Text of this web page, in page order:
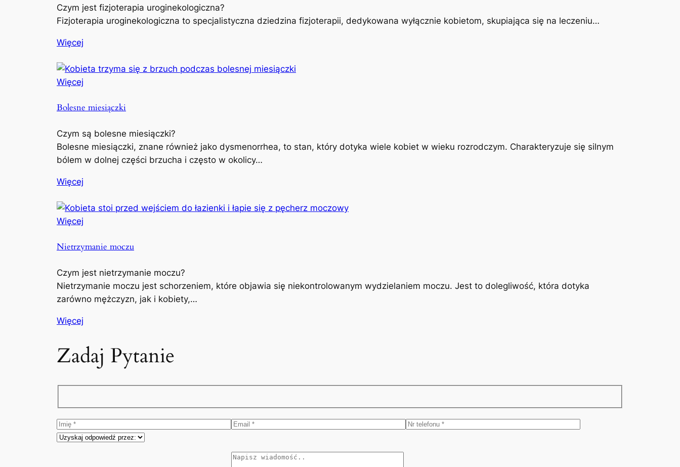
Czym jest fizjoterapia uroginekologiczna?
Fizjoterapia uroginekologiczna to specjalistyczna dziedzina fizjoterapii, dedykowana wyłącznie kobietom, skupiająca się na leczeniu…
Więcej
Więcej
Bolesne miesiączki
Czym są bolesne miesiączki?
Bolesne miesiączki, znane również jako dysmenorrhea, to stan, który dotyka wiele kobiet w wieku rozrodczym. Charakteryzuje się silnym
bólem w dolnej części brzucha i często w okolicy…
Więcej
Więcej
Nietrzymanie moczu
Czym jest nietrzymanie moczu?
Nietrzymanie moczu jest schorzeniem, które objawia się niekontrolowanym wydzielaniem moczu. Jest to dolegliwość, która dotyka
zarówno mężczyzn, jak i kobiety,…
Więcej
Zadaj Pytanie